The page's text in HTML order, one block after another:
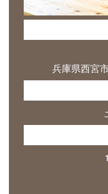
兵庫県西宮